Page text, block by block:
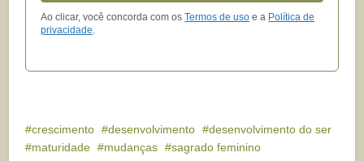
Ao clicar, você concorda com osTermos de uso e a Política de
privacidade
crescimento desenvolvimento
desenvolvimento do ser
maturidade
mudanças sagrado feminino